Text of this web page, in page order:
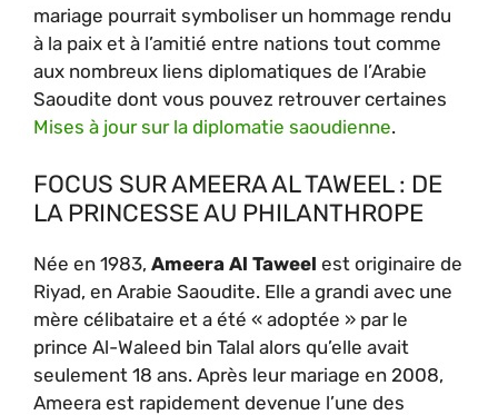
mariage pourrait symboliser un hommage rendu
à la paix et à l’amitié entre nations tout comme
aux nombreux liens diplomatiques de l’Arabie
Saoudite dont vous pouvez retrouver certaines
Mises à jour sur la diplomatie saoudienne.
FOCUS SUR AMEERA AL TAWEEL : DE
LA PRINCESSE AU PHILANTHROPE
Née en 1983, Ameera Al Taweel est originaire de
Riyad, en Arabie Saoudite. Elle a grandi avec une
mère célibataire et a été « adoptée » par le
prince Al-Waleed bin Talal alors qu’elle avait
seulement 18 ans. Après leur mariage en 2008,
Ameera est rapidement devenue l’une des